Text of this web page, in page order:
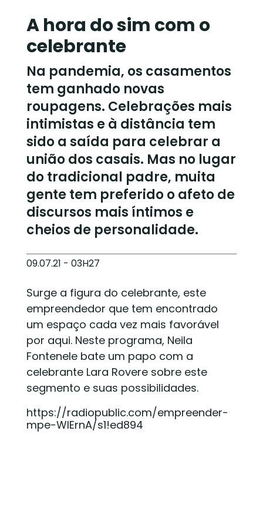
A hora do sim com o
celebrante
Na pandemia, os casamentos
tem ganhado novas
roupagens. Celebrações mais
intimistas e à distância tem
sido a saída para celebrar a
união dos casais. Mas no lugar
do tradicional padre, muita
gente tem preferido o afeto de
discursos mais íntimos e
cheios de personalidade.
09.07.21 - 03H27
Surge a figura do celebrante, este
empreendedor que tem encontrado
um espaço cada vez mais favorável
por aqui. Neste programa, Neila
Fontenele bate um papo com a
celebrante Lara Rovere sobre este
segmento e suas possibilidades.
https://radiopublic.com/empreender-
mpe-WlErnA/s1!ed894